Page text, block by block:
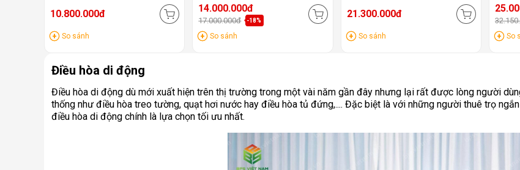
10.800.000đ
So sánh
14.000.000đ
17.000.000đ -18%
So sánh
21.300.000đ
So sánh So
Điều hòa di động
Điều hòa di động dù mới xuất hiện trên thị trường trong một vài năm gần đây nhưng lại rất được lòng người
thống như điều hòa treo tường, quạt hơi nước hay điều hòa tủ đứng,.... Đặc biệt là với những người thuê trọ
điều hòa di động chính là lựa chọn tối ưu nhất.